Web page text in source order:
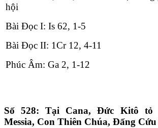
hội
Bài Ðọc I: Is 62, 1-5
Bài Ðọc II: 1Cr 12, 4-11
Phúc Âm: Ga 2, 1-12
Số 528: Tại Cana, Đức Kitô tỏ
Messia, Con Thiên Chúa, Đấng